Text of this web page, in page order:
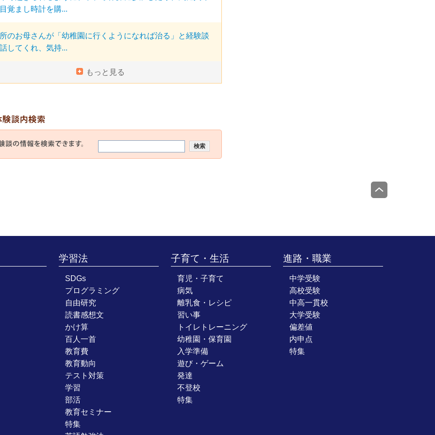
覚まし時計を購...
のお母さんが「幼稚園に行くようになれば治る」と経験談
してくれ、気持...
もっと見る
学習法
SDGs
プログラミング
自由研究
読書感想文
かけ算
百人一首
教育費
教育動向
テスト対策
学習
部活
教育セミナー
特集
子育て・生活
育児・子育て
病気
離乳食・レシピ
習い事
トイレトレーニング
幼稚園・保育園
入学準備
遊び・ゲーム
発達
不登校
特集
進路・職業
中学受験
高校受験
中高一貫校
大学受験
偏差値
内申点
特集